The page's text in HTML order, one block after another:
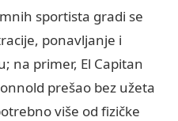
sportista gradi se
ponavljanje i
na primer, El Capitan
prešao bez užeta
više od fizičke